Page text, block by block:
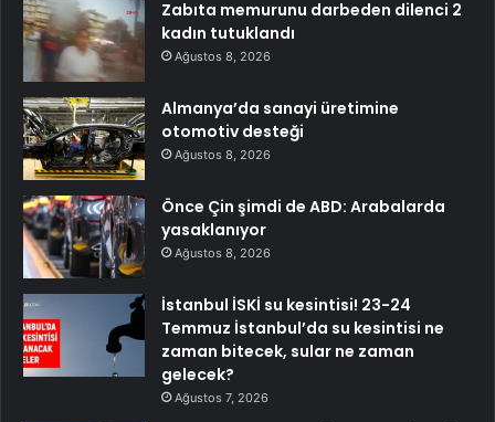
Zabıta memurunu darbeden dilenci 2
kadın tutuklandı
Ağustos 8, 2026
Almanya’da sanayi üretimine
otomotiv desteği
Ağustos 8, 2026
Önce Çin şimdi de ABD: Arabalarda
yasaklanıyor
Ağustos 8, 2026
İstanbul İSKİ su kesintisi! 23-24
Temmuz İstanbul’da su kesintisi ne
zaman bitecek, sular ne zaman
gelecek?
Ağustos 7, 2026